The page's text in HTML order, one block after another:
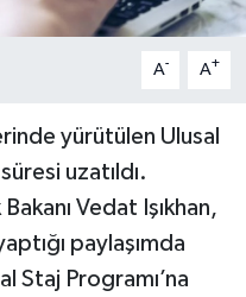
A- A+
yürütülen Ulusal
uzatıldı.
Vedat Işıkhan,
paylaşımda
Staj Programı’na